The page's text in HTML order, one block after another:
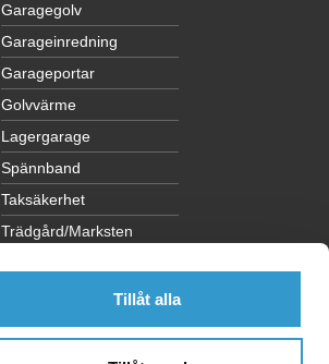
Tillåt alla
Garagegolv
Garageinredning
Garageportar
Golvvärme
Lagergarage
Spännband
Taksäkerhet
Trädgård/Marksten